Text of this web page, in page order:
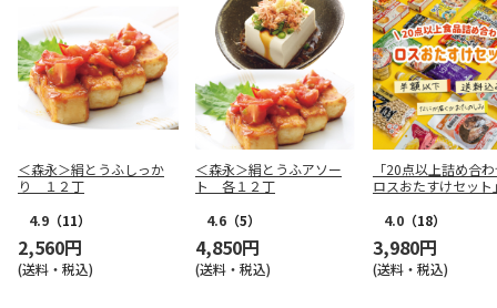
＜森永＞絹とうふしっか
り １２丁
4.9 （11）
2,560円
(送料・税込)
＜森永＞絹とうふアソー
ト 各１２丁
4.6 （5）
4,850円
(送料・税込)
「20点以上詰め合
ロスおたすけセット
4.0 （18）
3,980円
(送料・税込)